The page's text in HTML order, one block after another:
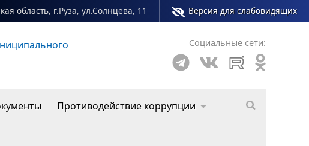
область, г.Руза, ул.Солнцева, 11 Версия для слабовидящих
округа Социальные сети:
Противодействие коррупции